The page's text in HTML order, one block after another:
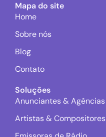
Mapa do site
Home
Sobre nós
Blog
Contato
Soluções
Anunciantes & Agências
Artistas & Compositores